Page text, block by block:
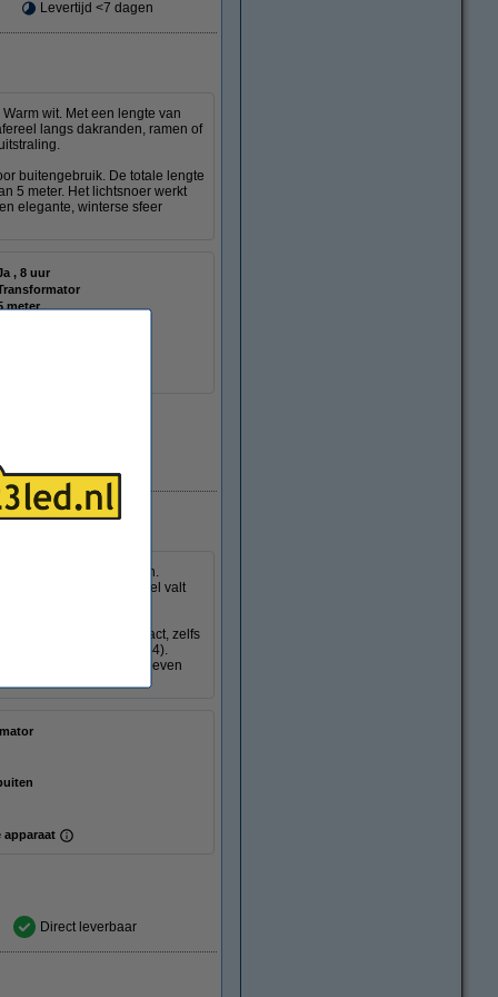
Levertijd <7 dagen
wit. Met een lengte van
langs dakranden, ramen of
buitengebruik. De totale lengte
5 meter. Het lichtsnoer werkt
elegante, winterse sfeer
, 8 uur
meter
in multicolor fonkelen.
buiten. De groene kabel valt
sluiten op een stopcontact, zelfs
gebruik buitenshuis (IP44).
automatisch en geven
apparaat
Direct leverbaar